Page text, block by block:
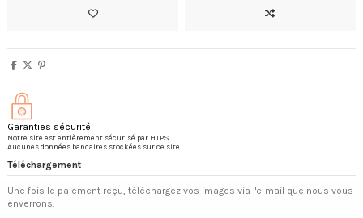
Garanties sécurité
Notre site est entièrement sécurisé par HTPS
Aucunes données bancaires stockées sur ce site
Téléchargement
Une fois le paiement reçu, téléchargez vos images via l'e-mail que nous vous
enverrons.